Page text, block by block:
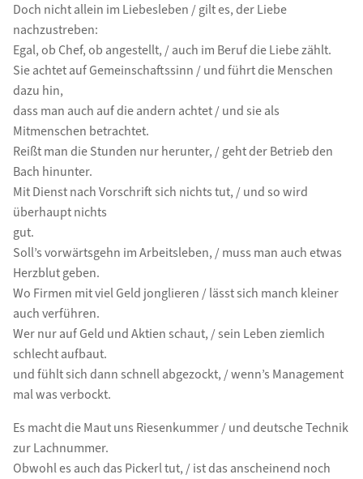
Doch nicht allein im Liebesleben / gilt es, der Liebe
nachzustreben:
Egal, ob Chef, ob angestellt, / auch im Beruf die Liebe zählt.
Sie achtet auf Gemeinschaftssinn / und führt die Menschen
dazu hin,
dass man auch auf die andern achtet / und sie als
Mitmenschen betrachtet.
Reißt man die Stunden nur herunter, / geht der Betrieb den
Bach hinunter.
Mit Dienst nach Vorschrift sich nichts tut, / und so wird
überhaupt nichts
gut.
Soll’s vorwärtsgehn im Arbeitsleben, / muss man auch etwas
Herzblut geben.
Wo Firmen mit viel Geld jonglieren / lässt sich manch kleiner
auch verführen.
Wer nur auf Geld und Aktien schaut, / sein Leben ziemlich
schlecht aufbaut.
und fühlt sich dann schnell abgezockt, / wenn’s Management
mal was verbockt.
Es macht die Maut uns Riesenkummer / und deutsche Technik
zur Lachnummer.
Obwohl es auch das Pickerl tut, / ist das anscheinend noch